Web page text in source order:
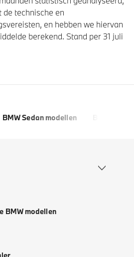
de technische en
en hebben we hiervan
berekend. Stand per 31 juli
BMW Sedan modellen
BMW modellen